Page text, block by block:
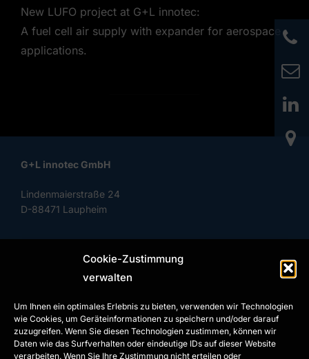
Cookie-Zustimmung
verwalten
Um Ihnen ein optimales Erlebnis zu bieten, verwenden wir Technologien
wie Cookies, um Geräteinformationen zu speichern und/oder darauf
zuzugreifen. Wenn Sie diesen Technologien zustimmen, können wir
Daten wie das Surfverhalten oder eindeutige IDs auf dieser Website
verarbeiten. Wenn Sie Ihre Zustimmung nicht erteilen oder
New LUFO project at G+L innotec:
A fuel cell air supply with expander for aerospace
applications.
G+L innotec GmbH
Lindenmaierstraße 24
D-88471 Laupheim
Phone: +49 (0) 7392 97799-0
Fax: +49 (0) 7392 97799-29
info@gl-innotec.com
www.gl-innotec.com